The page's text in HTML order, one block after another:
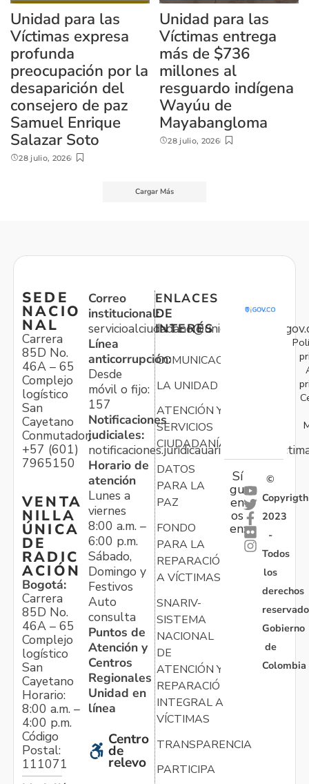
Unidad para las
Víctimas expresa
profunda
preocupación por la
desaparición del
consejero de paz
Samuel Enrique
Salazar Soto
28 julio, 2026
Unidad para las
Víctimas entrega
más de $736
millones al
resguardo indígena
Wayúu de
Mayabangloma
28 julio, 2026
Cargar Más
SEDE
NACIO
NAL
Carrera
85D No.
46A – 65
Complejo
logístico
San
Cayetano
Conmutador:
+57 (601)
7965150
VENTA
NILLA
ÚNICA
DE
RADIC
ACIÓN
Bogotá:
Carrera
85D No.
46A – 65
Complejo
logístico
San
Cayetano
Horario:
8:00 a.m. –
4:00 p.m.
Código
Postal:
111071
Correo
institucional:
Línea
anticorrupción:
Desde
móvil o fijo:
157
Notificaciones
judiciales:
Horario de
atención
Lunes a
viernes
8:00 a.m. –
6:00 p.m.
Sábado,
Domingo y
Festivos
Auto
consulta
Puntos de
Atención y
Centros
Regionales
Unidad en
línea
Centro
de
relevo
ENLACES
DE
INTERÉS
COMUNICACIONES
LA UNIDAD
ATENCIÓN Y
SERVICIOS
CIUDADANÍA
DATOS
PARA LA
PAZ
FONDO
PARA LA
REPARACIÓN
A VÍCTIMAS
SNARIV-
SISTEMA
NACIONAL
DE
ATENCIÓN Y
REPARACIÓN
INTEGRAL A
VÍCTIMAS
TRANSPARENCIA
PARTICIPA
Sí
gu
en
os
en:
©
Copyrigth
2023
-
Todos
los
derechos
Gobierno
de
Colombia